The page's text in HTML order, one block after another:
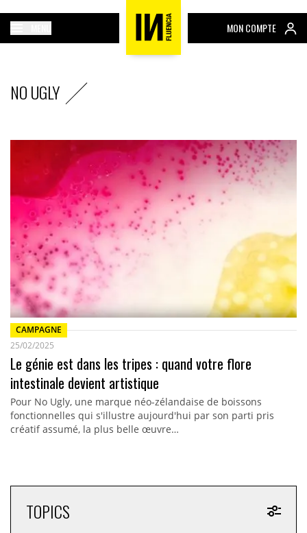
MON COMPTE
NO UGLY
CAMPAGNE
25/02/2025
Le génie est dans les tripes : quand votre flore
intestinale devient artistique
Pour No Ugly, une marque néo-zélandaise de boissons
fonctionnelles qui s'illustre aujourd'hui par son parti pris
créatif assumé, la plus belle œuvre…
TOPICS